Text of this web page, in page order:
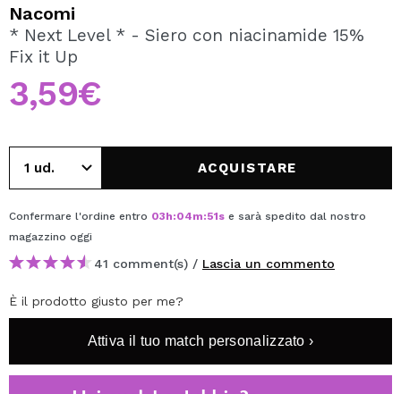
Creando un account su Maquibeauty.it potrai fare i tuoi
acquisti velocemente, controllare lo stato dei tuoi ordini e
Nacomi
* Next Level * - Siero con niacinamide 15%
Fix it Up
3,59€
ACQUISTARE
Confermare l'ordine entro 03h:04m:50s e sarà spedito dal nostro
magazzino oggi
41 comment(s) / Lascia un commento
È il prodotto giusto per me?
Attiva il tuo match personalizzato ›